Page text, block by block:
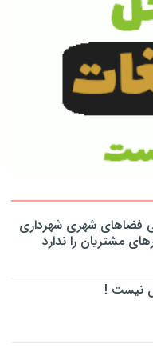
فضاهای شهری شهرداری
مشتریان را ندارد
نیست !